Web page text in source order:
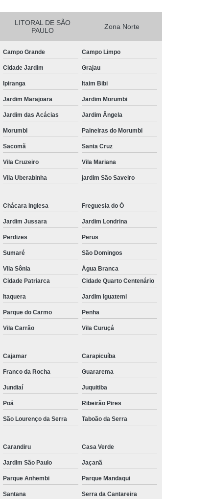
LITORAL DE SÃO
PAULO
Zona Norte
Campo Grande Campo Limpo
Cidade Jardim Grajau
Ipiranga Itaim Bibi
Jardim Marajoara Jardim Morumbi
Jardim das Acácias Jardim Ângela
Morumbi Paineiras do Morumbi
Sacomã Santa Cruz
Vila Cruzeiro Vila Mariana
Vila Uberabinha jardim São Saveiro
Chácara Inglesa Freguesia do Ó
Jardim Jussara Jardim Londrina
Perdizes Perus
Sumaré São Domingos
Vila Sônia
Água Branca
Cidade Patriarca Cidade Quarto Centenário
Itaquera Jardim Iguatemi
Parque do Carmo Penha
Vila Carrão Vila Curuçá
Cajamar Carapicuíba
Franco da Rocha Guararema
Jundiaí Juquitiba
Poá Ribeirão Pires
São Lourenço da Serra Taboão da Serra
Carandiru Casa Verde
Jardim São Paulo Jaçanã
Parque Anhembi Parque Mandaqui
Santana Serra da Cantareira